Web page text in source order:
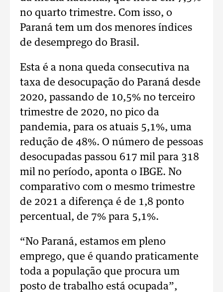
no quarto trimestre. Com isso, o
Paraná tem um dos menores índices
de desemprego do Brasil.
Esta é a nona queda consecutiva na
taxa de desocupação do Paraná desde
2020, passando de 10,5% no terceiro
trimestre de 2020, no pico da
pandemia, para os atuais 5,1%, uma
redução de 48%. O número de pessoas
desocupadas passou 617 mil para 318
mil no período, aponta o IBGE. No
comparativo com o mesmo trimestre
de 2021 a diferença é de 1,8 ponto
percentual, de 7% para 5,1%.
“No Paraná, estamos em pleno
emprego, que é quando praticamente
toda a população que procura um
posto de trabalho está ocupada”,